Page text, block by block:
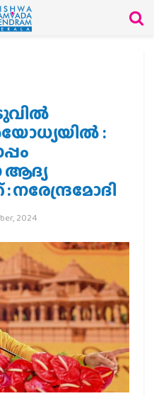
:
നരേന്ദ്രമോദി
2024